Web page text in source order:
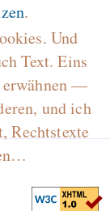
.
Und
Text. Eins
erwähnen —
und ich
Rechtstexte
in
Welt
-
impacts